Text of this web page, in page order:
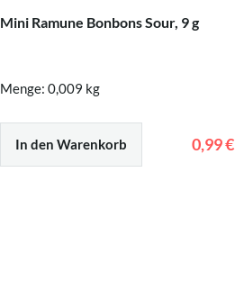
Mini Ramune Bonbons Sour, 9 g
Menge: 0,009 kg
In den Warenkorb 0,99 €